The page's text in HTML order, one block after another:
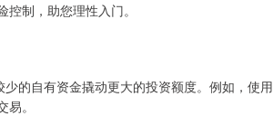
制，助您理性入门。
的自有资金撬动更大的投资额度。例如，使用
。